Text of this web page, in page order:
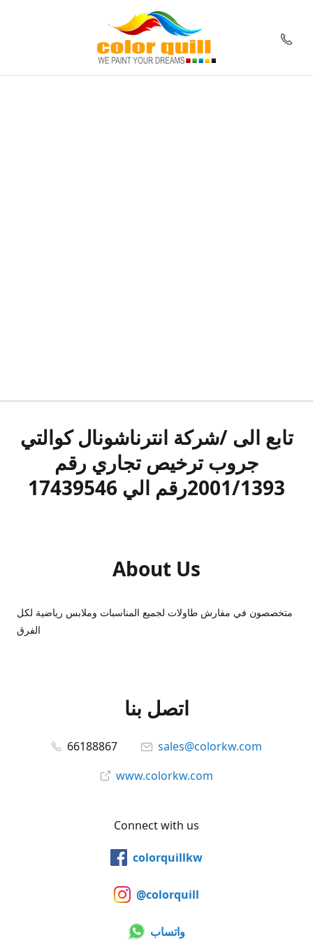
تابع الى /شركة انترناشونال كوالتي
جروب ترخيص تجاري رقم
2001/1393رقم الي 17439546
About Us
متخصصون في مفارش طاولات لجميع المناسبات وملابس رياضية لكل
الفرق
اتصل بنا
66188867
sales@colorkw.com
www.colorkw.com
Connect with us
colorquillkw
@colorquill
واتساب